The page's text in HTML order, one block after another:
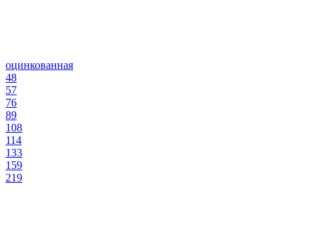
оцинкованная
48
57
76
89
108
114
133
159
219